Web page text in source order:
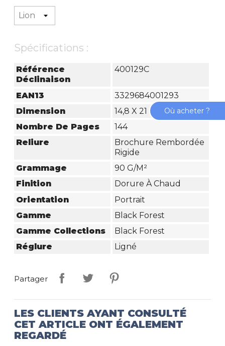
Spécifications :
Référence
Déclinaison
400129C
EAN13
3329684001293
Dimension
14,8 X 21 Cm
Nombre De Pages
144
Reliure
Brochure Rembordée
Rigide
Grammage
90 G/m²
Finition
Dorure À Chaud
Orientation
Portrait
Gamme
Black Forest
Gamme Collections
Black Forest
Réglure
Ligné
Partager
LES CLIENTS AYANT CONSULTÉ
CET ARTICLE ONT ÉGALEMENT
REGARDÉ
Où acheter ?